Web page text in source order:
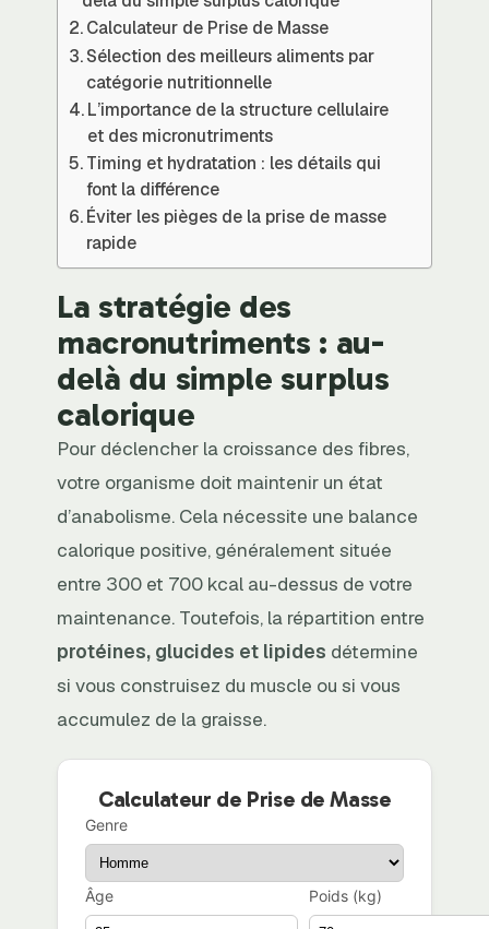
Calculateur de Prise de Masse
Sélection des meilleurs aliments par
catégorie nutritionnelle
L’importance de la structure cellulaire
et des micronutriments
Timing et hydratation : les détails qui
font la différence
Éviter les pièges de la prise de masse
rapide
La stratégie des
macronutriments : au-
delà du simple surplus
calorique
Pour déclencher la croissance des fibres,
votre organisme doit maintenir un état
d’anabolisme. Cela nécessite une balance
calorique positive, généralement située
entre 300 et 700 kcal au-dessus de votre
maintenance. Toutefois, la répartition entre
protéines, glucides et lipides détermine
si vous construisez du muscle ou si vous
accumulez de la graisse.
Calculateur de Prise de Masse
Genre
Âge Poids (kg)